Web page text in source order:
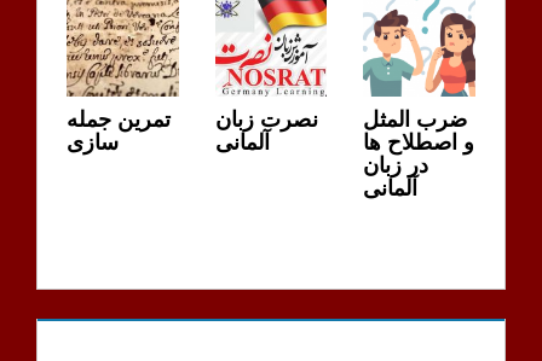
تمرین جمله
سازی
نصرت زبان
آلمانی
ضرب المثل
و اصطلاح ها
در زبان
آلمانی